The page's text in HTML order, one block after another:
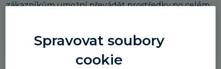
zákazníkům umožní převádět prostředky po celém
Staňte se partnerem
Spravovat soubory
cookie